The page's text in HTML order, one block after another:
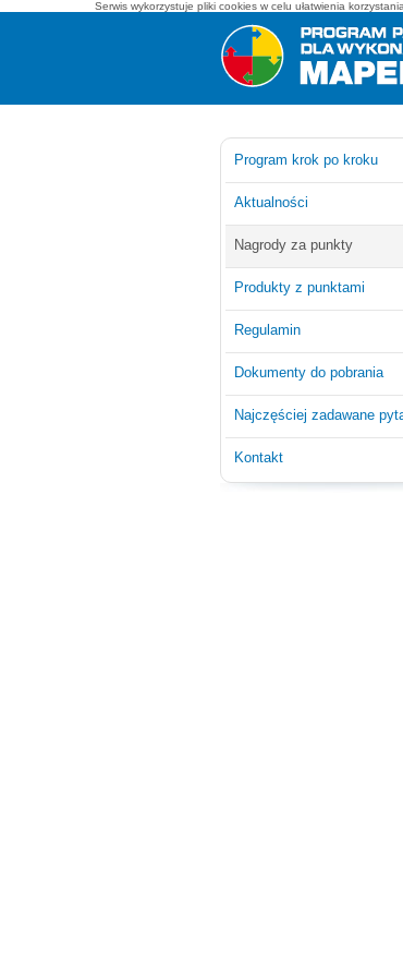
Serwis wykorzystuje pliki cookies w celu ułatwienia
Program krok po kroku
Aktualności
Nagrody za punkty
Produkty z punktami
Regulamin
Dokumenty do pobrania
Najczęściej zadawane
Kontakt